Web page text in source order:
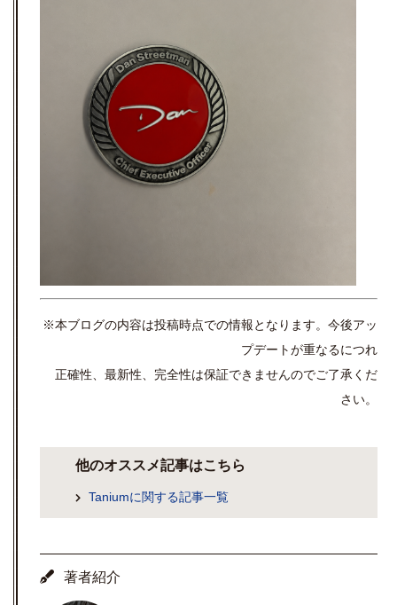
※本ブログの内容は投稿時点での情報となります。今後アッ
プデートが重なるにつれ
正確性、最新性、完全性は保証できませんのでご了承くだ
さい。
他のオススメ記事はこちら
Taniumに関する記事一覧
著者紹介